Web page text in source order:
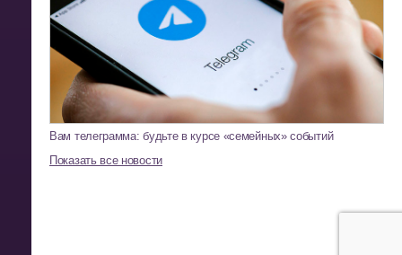
Вам телеграмма: будьте в курсе «семейных» событий
Показать все новости